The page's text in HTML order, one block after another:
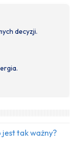
decyzji.
tak ważny?